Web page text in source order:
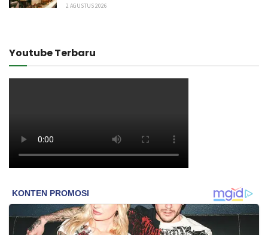
2 AGUSTUS 2026
Youtube Terbaru